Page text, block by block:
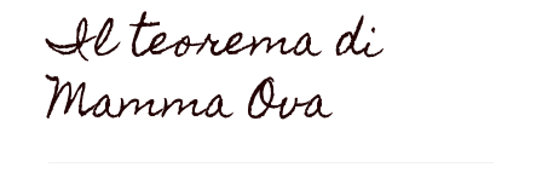
Il teorema di
Mamma Ova